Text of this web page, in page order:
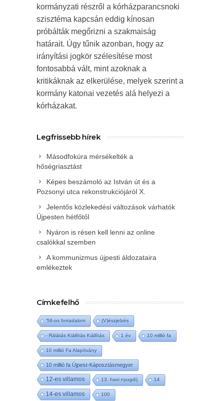
kormányzati részről a kórházparancsnoki
szisztéma kapcsán eddig kínosan
próbálták megőrizni a szakmaiság
határait. Úgy tűnik azonban, hogy az
irányítási jogkör szélesítése most
fontosabbá vált, mint azoknak a
kritikáknak az elkerülése, melyek szerint a
kormány katonai vezetés alá helyezi a
kórházakat.
Legfrissebb hírek
Másodfokúra mérsékelték a
hőségriasztást
Képes beszámoló az István út és a
Pozsonyi utca rekonstrukciójáról X.
Jelentős közlekedési változások várhatók
Újpesten hétfőtől
Nyáron is résen kell lenni az online
csalókkal szemben
A kommunizmus újpesti áldozataira
emlékeztek
Címkefelhő
'56-os forradalom (V)észjelzés
- Rálátás Kiállítás Kiállítás 1 év 10 millió fa
10 millió Fa Alapítvány
10 millió fa Újpest-Káposztásmegyer
12-es villamos 13. havi nyugdíj 14
14-es villamos 100